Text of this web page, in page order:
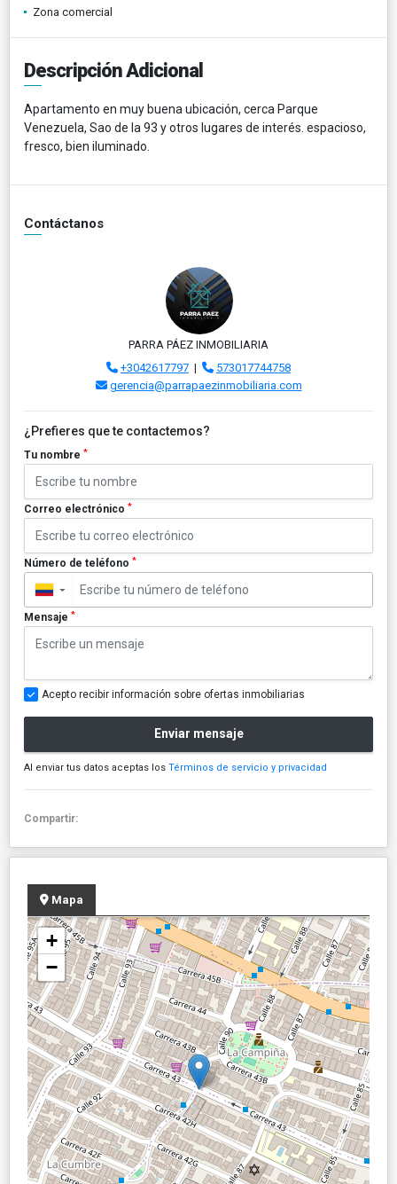
Zona comercial
Descripción Adicional
Apartamento en muy buena ubicación, cerca Parque
Venezuela, Sao de la 93 y otros lugares de interés. espacioso,
fresco, bien iluminado.
Contáctanos
PARRA PÁEZ INMOBILIARIA
+3042617797 |
573017744758
gerencia@parrapaezinmobiliaria.com
¿Prefieres que te contactemos?
Tu nombre *
Correo electrónico *
Número de teléfono *
▼
Mensaje *
Acepto recibir información sobre ofertas inmobiliarias
Enviar mensaje
Al enviar tus datos aceptas los Términos de servicio y privacidad
Compartir:
Mapa
+
−